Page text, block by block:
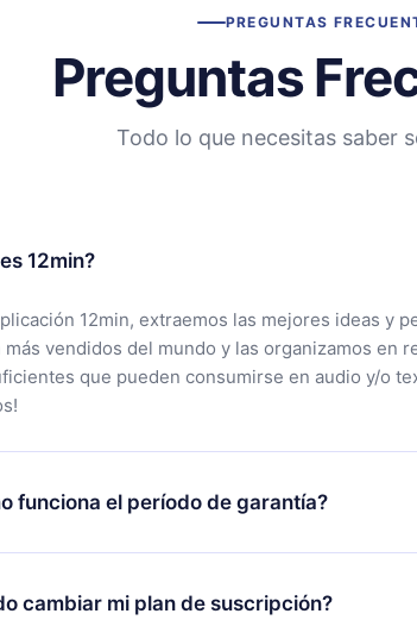
PREGUNTAS
Preguntas
Todo lo que necesitas saber
12min?
12min, extraemos las mejores ideas y
vendidos del mundo y las organizamos en
que pueden consumirse en audio y/o
funciona el período de garantía?
descargar nuestra aplicación y comenzar a
razón no estás satisfecho con nuestra
cambiar mi plan de suscripción?